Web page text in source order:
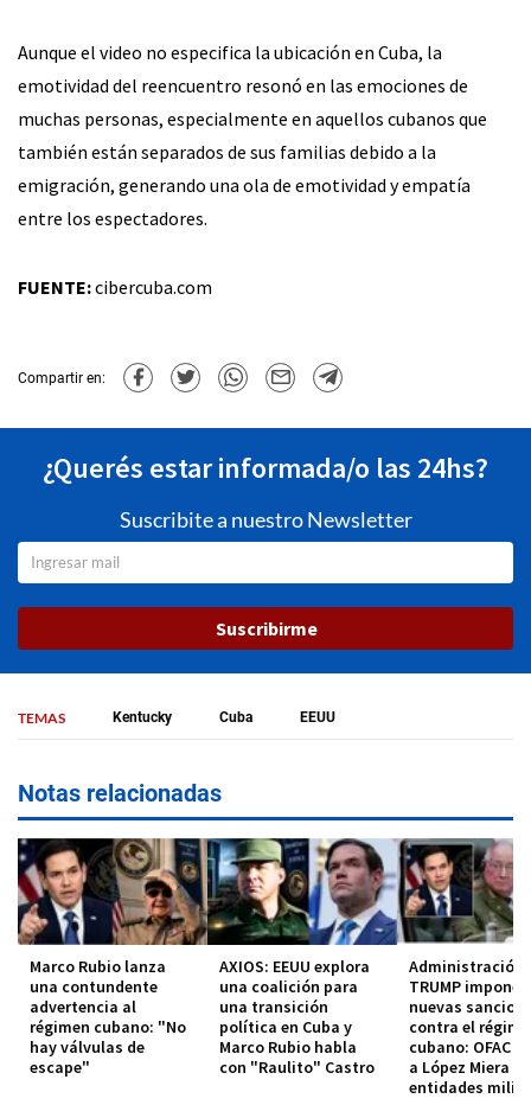
Aunque el video no especifica la ubicación en Cuba, la
emotividad del reencuentro resonó en las emociones de
muchas personas, especialmente en aquellos cubanos que
también están separados de sus familias debido a la
emigración, generando una ola de emotividad y empatía
entre los espectadores.
FUENTE:cibercuba.com
Compartir en:
¿Querés estar informada/o las 24hs?
Suscribite a nuestro Newsletter
Suscribirme
TEMAS Kentucky Cuba EEUU
Notas relacionadas
Marco Rubio lanza
una contundente
advertencia al
régimen cubano: "No
hay válvulas de
escape"
AXIOS: EEUU explora
una coalición para
una transición
política en Cuba y
Marco Rubio habla
con "Raulito" Castro
Administración
TRUMP impone
nuevas
contra el
cubano: OFAC
a López Miera y
entidades